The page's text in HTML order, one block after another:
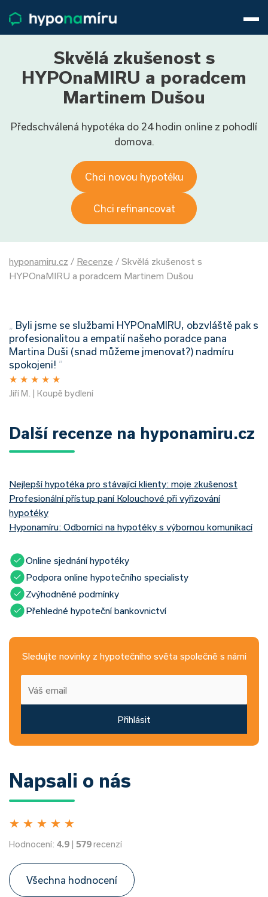
Životní pojištění
Pojištění nemovitosti
Články
O nás
Přihlásit
Skvělá zkušenost s
HYPOnaMIRU a poradcem
Martinem Dušou
Předschválená hypotéka do 24 hodin online z pohodlí
domova.
Chci novou hypotéku
Chci refinancovat
hyponamiru.cz / Recenze / Skvělá zkušenost s
HYPOnaMIRU a poradcem Martinem Dušou
„ Byli jsme se službami HYPOnaMIRU, obzvláště pak s
profesionalitou a empatií našeho poradce pana
Martina Duši (snad můžeme jmenovat?) nadmíru
spokojeni! ”
★ ★ ★ ★ ★
Jiří M. | Koupě bydlení
Další recenze na hyponamiru.cz
Nejlepší hypotéka pro stávající klienty: moje zkušenost
Profesionální přístup paní Kolouchové při vyřizování
hypotéky
Hyponamíru: Odborníci na hypotéky s výbornou komunikací
Online sjednání hypotéky
Podpora online hypotečního specialisty
Zvýhodněné podmínky
Přehledné hypoteční bankovnictví
Sledujte novinky z hypotečního světa společně s námi
Přihlásit
Napsali o nás
★ ★ ★ ★ ★
Hodnocení: 4.9 | 579recenzí
Všechna hodnocení